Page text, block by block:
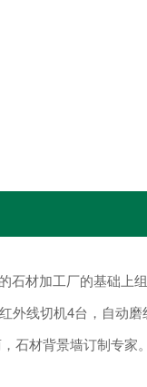
材加工厂的基础上
外线切机4台，自动
材背景墙订制专家